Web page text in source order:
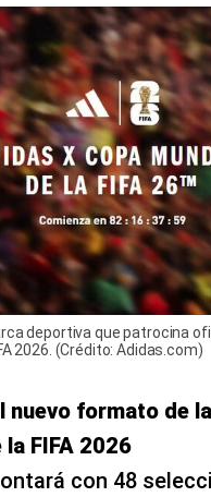
deportiva que patrocina
2026. (Crédito: Adidas.com)
nuevo formato de
la FIFA 2026
con 48